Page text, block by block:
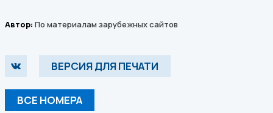
Автор: По материалам зарубежных сайтов
ВЕРСИЯ ДЛЯ ПЕЧАТИ
ВСЕ НОМЕРА